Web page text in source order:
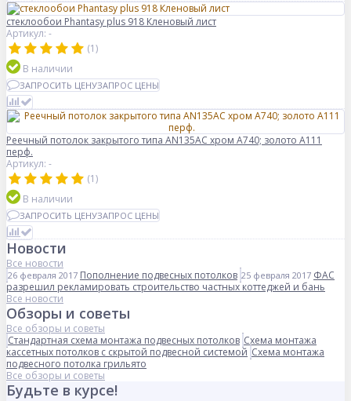
стеклообои Phantasy plus 918 Кленовый лист
Артикул: -
(1)
В наличии
ЗАПРОСИТЬ ЦЕНУЗАПРОС ЦЕНЫ
Реечный потолок закрытого типа AN135AС хром А740; золото А111
перф.
Артикул: -
(1)
В наличии
ЗАПРОСИТЬ ЦЕНУЗАПРОС ЦЕНЫ
Новости
Все новости
26 февраля 2017 Пополнение подвесных потолков 25 февраля 2017 ФАС
разрешил рекламировать строительство частных коттеджей и бань
Все новости
Обзоры и советы
Все обзоры и советы
Стандартная схема монтажа подвесных потолков Схема монтажа
кассетных потолков с скрытой подвесной системой Схема монтажа
подвесного потолка грильято
Все обзоры и советы
Будьте в курсе!